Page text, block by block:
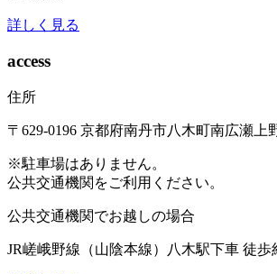
詳しく見る
access
住所
〒629-0196 京都府南丹市八木町南広瀬上
※駐車場はありません。
公共交通機関をご利用ください。
公共交通機関でお越しの場合
JR嵯峨野線（山陰本線） 八木駅下車 徒歩